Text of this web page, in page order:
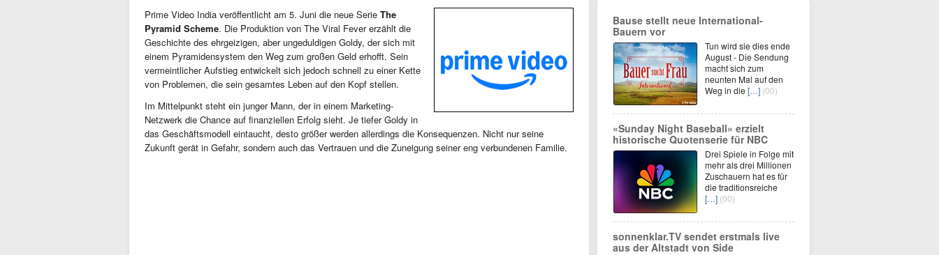
Prime Video India veröffentlicht am 5. Juni die neue Serie The
Pyramid Scheme. Die Produktion von The Viral Fever erzählt die
Geschichte des ehrgeizigen, aber ungeduldigen Goldy, der sich mit
einem Pyramidensystem den Weg zum großen Geld erhofft. Sein
vermeintlicher Aufstieg entwickelt sich jedoch schnell zu einer Kette
von Problemen, die sein gesamtes Leben auf den Kopf stellen.
Im Mittelpunkt steht ein junger Mann, der in einem Marketing-
Netzwerk die Chance auf finanziellen Erfolg sieht. Je tiefer Goldy in
das Geschäftsmodell eintaucht, desto größer werden allerdings die Konsequenzen. Nicht nur seine
Zukunft gerät in Gefahr, sondern auch das Vertrauen und die Zuneigung seiner eng verbundenen Familie.
Bause stellt neue International-
Bauern vor
Tun wird sie dies ende
August - Die Sendung
macht sich zum
neunten Mal auf den
Weg in die […] (00)
«Sunday Night Baseball» erzielt
historische Quotenserie für NBC
Drei Spiele in Folge mit
mehr als drei Millionen
Zuschauern hat es für
die traditionsreiche
[…] (00)
sonnenklar.TV sendet erstmals live
aus der Altstadt von Side